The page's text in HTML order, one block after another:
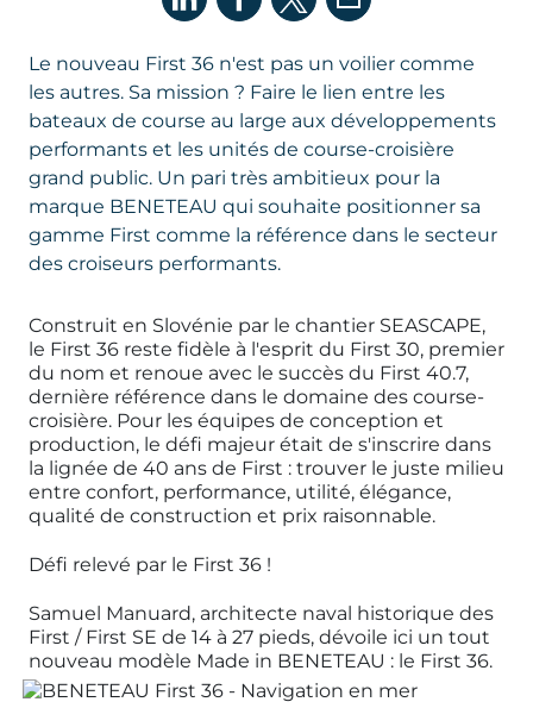
Le nouveau First 36 n'est pas un voilier comme
les autres. Sa mission ? Faire le lien entre les
bateaux de course au large aux développements
performants et les unités de course-croisière
grand public. Un pari très ambitieux pour la
marque BENETEAU qui souhaite positionner sa
gamme First comme la référence dans le secteur
des croiseurs performants.
Construit en Slovénie par le chantier SEASCAPE,
le First 36 reste fidèle à l'esprit du First 30, premier
du nom et renoue avec le succès du First 40.7,
dernière référence dans le domaine des course-
croisière. Pour les équipes de conception et
production, le défi majeur était de s'inscrire dans
la lignée de 40 ans de First : trouver le juste milieu
entre confort, performance, utilité, élégance,
qualité de construction et prix raisonnable.
Défi relevé par le First 36 !
Samuel Manuard, architecte naval historique des
First / First SE de 14 à 27 pieds, dévoile ici un tout
nouveau modèle Made in BENETEAU : le First 36.